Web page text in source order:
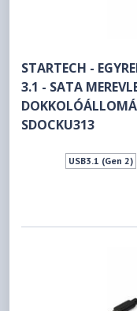
STARTECH -
3.1 - SATA
SDOCKU313
USB3.1 (Gen 2)